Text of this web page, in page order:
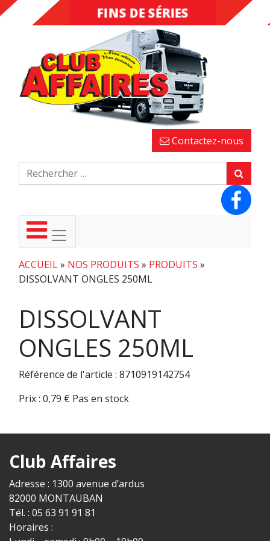
DESTOCKAGE
FINS DE SÉRIES
Contactez-nous
ACCUEIL» NOS PRODUITS » PRODUITS »
DISSOLVANT ONGLES 250ML
DISSOLVANT
ONGLES 250ML
Référence de l'article : 8710919142754
Prix : 0,79 € Pas en stock
Club Affaires
Adresse : 1300 avenue d’ardus
82000 MONTAUBAN
Tél. : 05 63 91 91 81
Horaires :